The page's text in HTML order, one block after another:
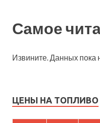
Самое
Извините. Данных пока
ЦЕНЫ НА ТОПЛИВО